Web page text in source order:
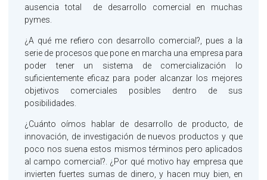
ausencia total de desarrollo comercial en muchas
pymes.
¿A qué me refiero con desarrollo comercial?, pues a la
serie de procesos que pone en marcha una empresa para
poder tener un sistema de comercialización lo
suficientemente eficaz para poder alcanzar los mejores
objetivos comerciales posibles dentro de sus
posibilidades.
¿Cuánto oímos hablar de desarrollo de producto, de
innovación, de investigación de nuevos productos y que
poco nos suena estos mismos términos pero aplicados
al campo comercial?. ¿Por qué motivo hay empresa que
invierten fuertes sumas de dinero, y hacen muy bien, en